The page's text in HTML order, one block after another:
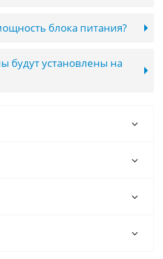
блока питания?
будут установлены на